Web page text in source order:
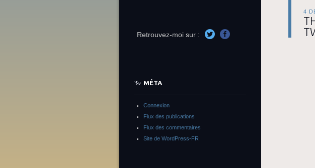
4
Retrouvez-moi sur :
MÉTA
Connexion
Flux des publications
Flux des commentaires
Site de WordPress-FR